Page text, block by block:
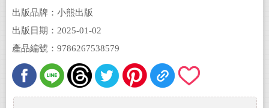
出版品牌：小熊出版
出版日期：2025-01-02
產品編號：9786267538579